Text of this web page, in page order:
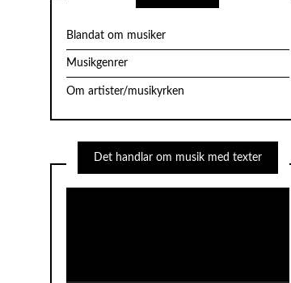
Blandat om musiker
Musikgenrer
Om artister/musikyrken
Det handlar om musik med texter